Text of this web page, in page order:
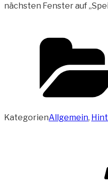
nächsten Fenster auf
KategorienAllgemein,